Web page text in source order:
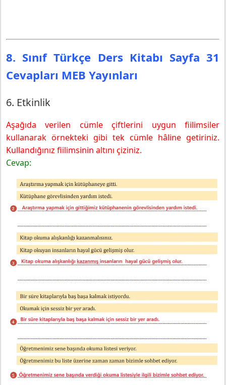
8. Sınıf Türkçe Ders Kitabı Sayfa 31
Cevapları MEB Yayınları
6. Etkinlik
Aşağıda verilen cümle çiftlerini uygun fiilimsiler
kullanarak örnekteki gibi tek cümle hâline getiriniz.
Kullandığınız fiilimsinin altını çiziniz.
Cevap: